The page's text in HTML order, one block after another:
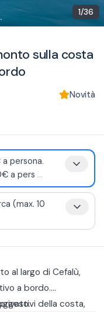
1/36
sulla costa
Novità
persona.
a pers ...
(max. 10
al largo di Cefalù,
a bordo.
della costa,